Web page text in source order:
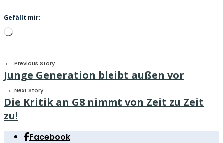
Gefällt mir:
Wird
← Previous Story
Junge Generation bleibt außen vor
→ Next Story
Die Kritik an G8 nimmt von Zeit zu Zeit
zu!
Facebook